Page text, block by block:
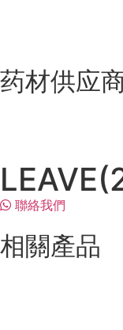
药材供应
聯絡我們
相關產品